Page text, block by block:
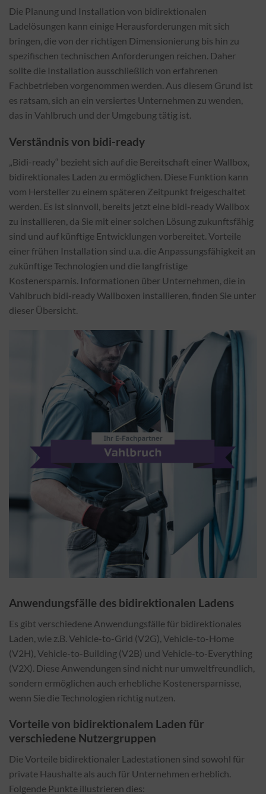
Die Planung und Installation von bidirektionalen
Ladelösungen kann einige Herausforderungen mit sich
bringen, die von der richtigen Dimensionierung bis hin zu
spezifischen technischen Anforderungen reichen. Daher
sollte die Installation ausschließlich von erfahrenen
Fachbetrieben vorgenommen werden. Aus diesem Grund ist
es ratsam, sich an ein versiertes Unternehmen zu wenden,
das in Vahlbruch und der Umgebung tätig ist.
Verständnis von bidi-ready
„Bidi-ready“ bezieht sich auf die Bereitschaft einer Wallbox,
bidirektionales Laden zu ermöglichen. Diese Funktion kann
vom Hersteller zu einem späteren Zeitpunkt freigeschaltet
werden. Es ist sinnvoll, bereits jetzt eine bidi-ready Wallbox
zu installieren, da Sie mit einer solchen Lösung zukunftsfähig
sind und auf künftige Entwicklungen vorbereitet. Vorteile
einer frühen Installation sind u.a. die Anpassungsfähigkeit an
zukünftige Technologien und die langfristige
Kostenersparnis. Informationen über Unternehmen, die in
Vahlbruch bidi-ready Wallboxen installieren, finden Sie unter
dieser Übersicht.
Anwendungsfälle des bidirektionalen Ladens
Es gibt verschiedene Anwendungsfälle für bidirektionales
Laden, wie z.B. Vehicle-to-Grid (V2G), Vehicle-to-Home
(V2H), Vehicle-to-Building (V2B) und Vehicle-to-Everything
(V2X). Diese Anwendungen sind nicht nur umweltfreundlich,
sondern ermöglichen auch erhebliche Kostenersparnisse,
wenn Sie die Technologien richtig nutzen.
Vorteile von bidirektionalem Laden für
verschiedene Nutzergruppen
Die Vorteile bidirektionaler Ladestationen sind sowohl für
private Haushalte als auch für Unternehmen erheblich.
Folgende Punkte illustrieren dies: